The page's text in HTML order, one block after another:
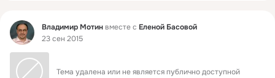
Фид Владимир Мотинвместе с Еленой Басовой
23 сен 2015
Тема удалена или не является публично доступной